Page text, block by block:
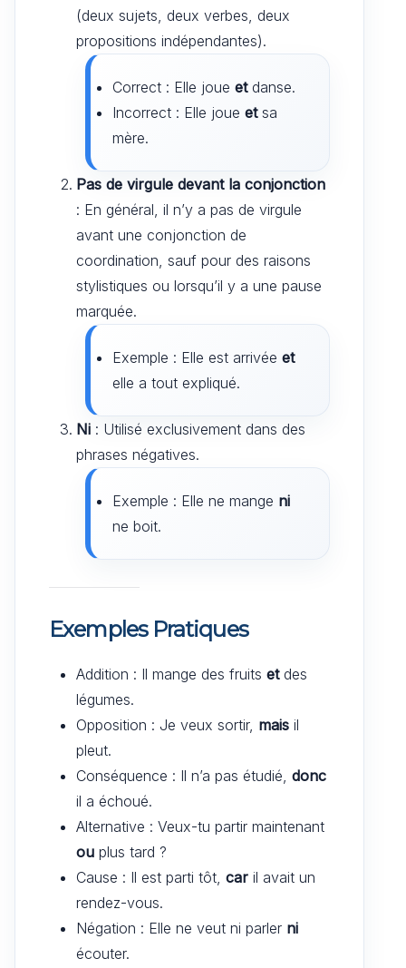
(deux sujets, deux verbes, deux
propositions indépendantes).
Correct : Elle joue etdanse.
Incorrect : Elle joue etsa
mère.
Pas de virgule devant la conjonction
: En général, il n’y a pas de virgule
avant une conjonction de
coordination, sauf pour des raisons
stylistiques ou lorsqu’il y a une pause
marquée.
Exemple : Elle est arrivée et
elle a tout expliqué.
Ni : Utilisé exclusivement dans des
phrases négatives.
Exemple : Elle ne mange ni
ne boit.
Exemples Pratiques
Addition : Il mange des fruits etdes
légumes.
Opposition : Je veux sortir, mais il
pleut.
Conséquence : Il n’a pas étudié, donc
il a échoué.
Alternative : Veux-tu partir maintenant
ou plus tard ?
Cause : Il est parti tôt, car il avait un
rendez-vous.
Négation : Elle ne veut ni parler ni
écouter.